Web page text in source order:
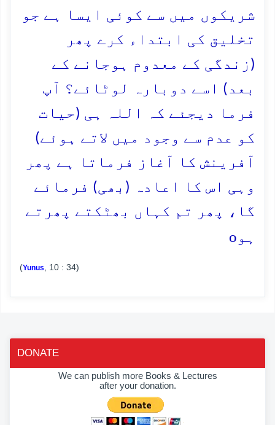
شریکوں میں سے کوئی ایسا ہے جو
تخلیق کی ابتداء کرے پھر
(زندگی کے معدوم ہوجانے کے
بعد) اسے دوبارہ لوٹائے؟ آپ
فرما دیجئے کہ اللہ ہی (حیات
کو عدم سے وجود میں لاتے ہوئے)
آفرینش کا آغاز فرماتا ہے پھر
وہی اس کا اعادہ (بھی) فرمائے
گا، پھر تم کہاں بھٹکتے پھرتے
ہو o
(Yunus , 10 : 34)
DONATE
We can publish more Books & Lectures
after your donation.